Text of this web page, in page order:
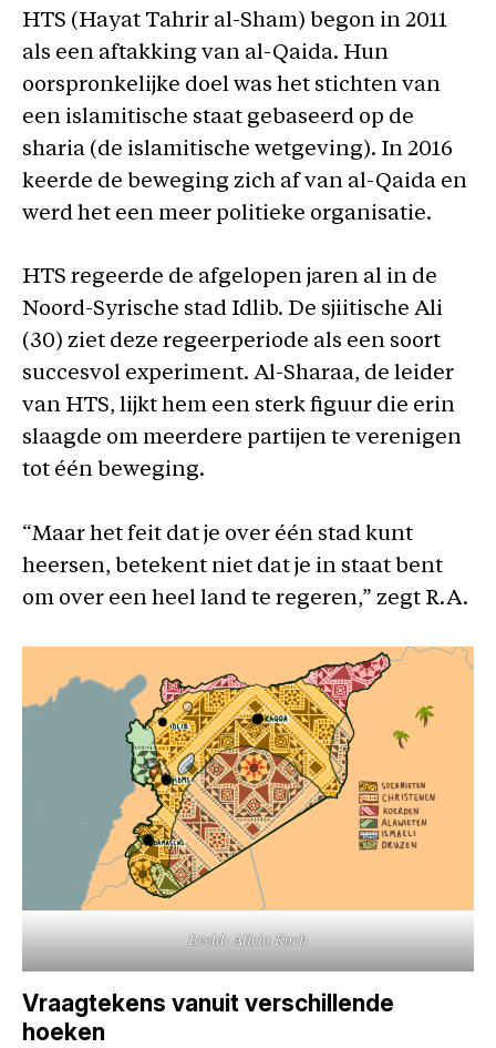
HTS (Hayat Tahrir al-Sham) begon in 2011
als een aftakking van al-Qaida. Hun
oorspronkelijke doel was het stichten van
een islamitische staat gebaseerd op de
sharia (de islamitische wetgeving). In 2016
keerde de beweging zich af van al-Qaida en
werd het een meer politieke organisatie.
HTS regeerde de afgelopen jaren al in de
Noord-Syrische stad Idlib. De sjiitische Ali
(30) ziet deze regeerperiode als een soort
succesvol experiment. Al-Sharaa, de leider
van HTS, lijkt hem een sterk figuur die erin
slaagde om meerdere partijen te verenigen
tot één beweging.
“Maar het feit dat je over één stad kunt
heersen, betekent niet dat je in staat bent
om over een heel land te regeren,” zegt R.A.
Beeld: Alicia Koch
Vraagtekens vanuit verschillende
hoeken